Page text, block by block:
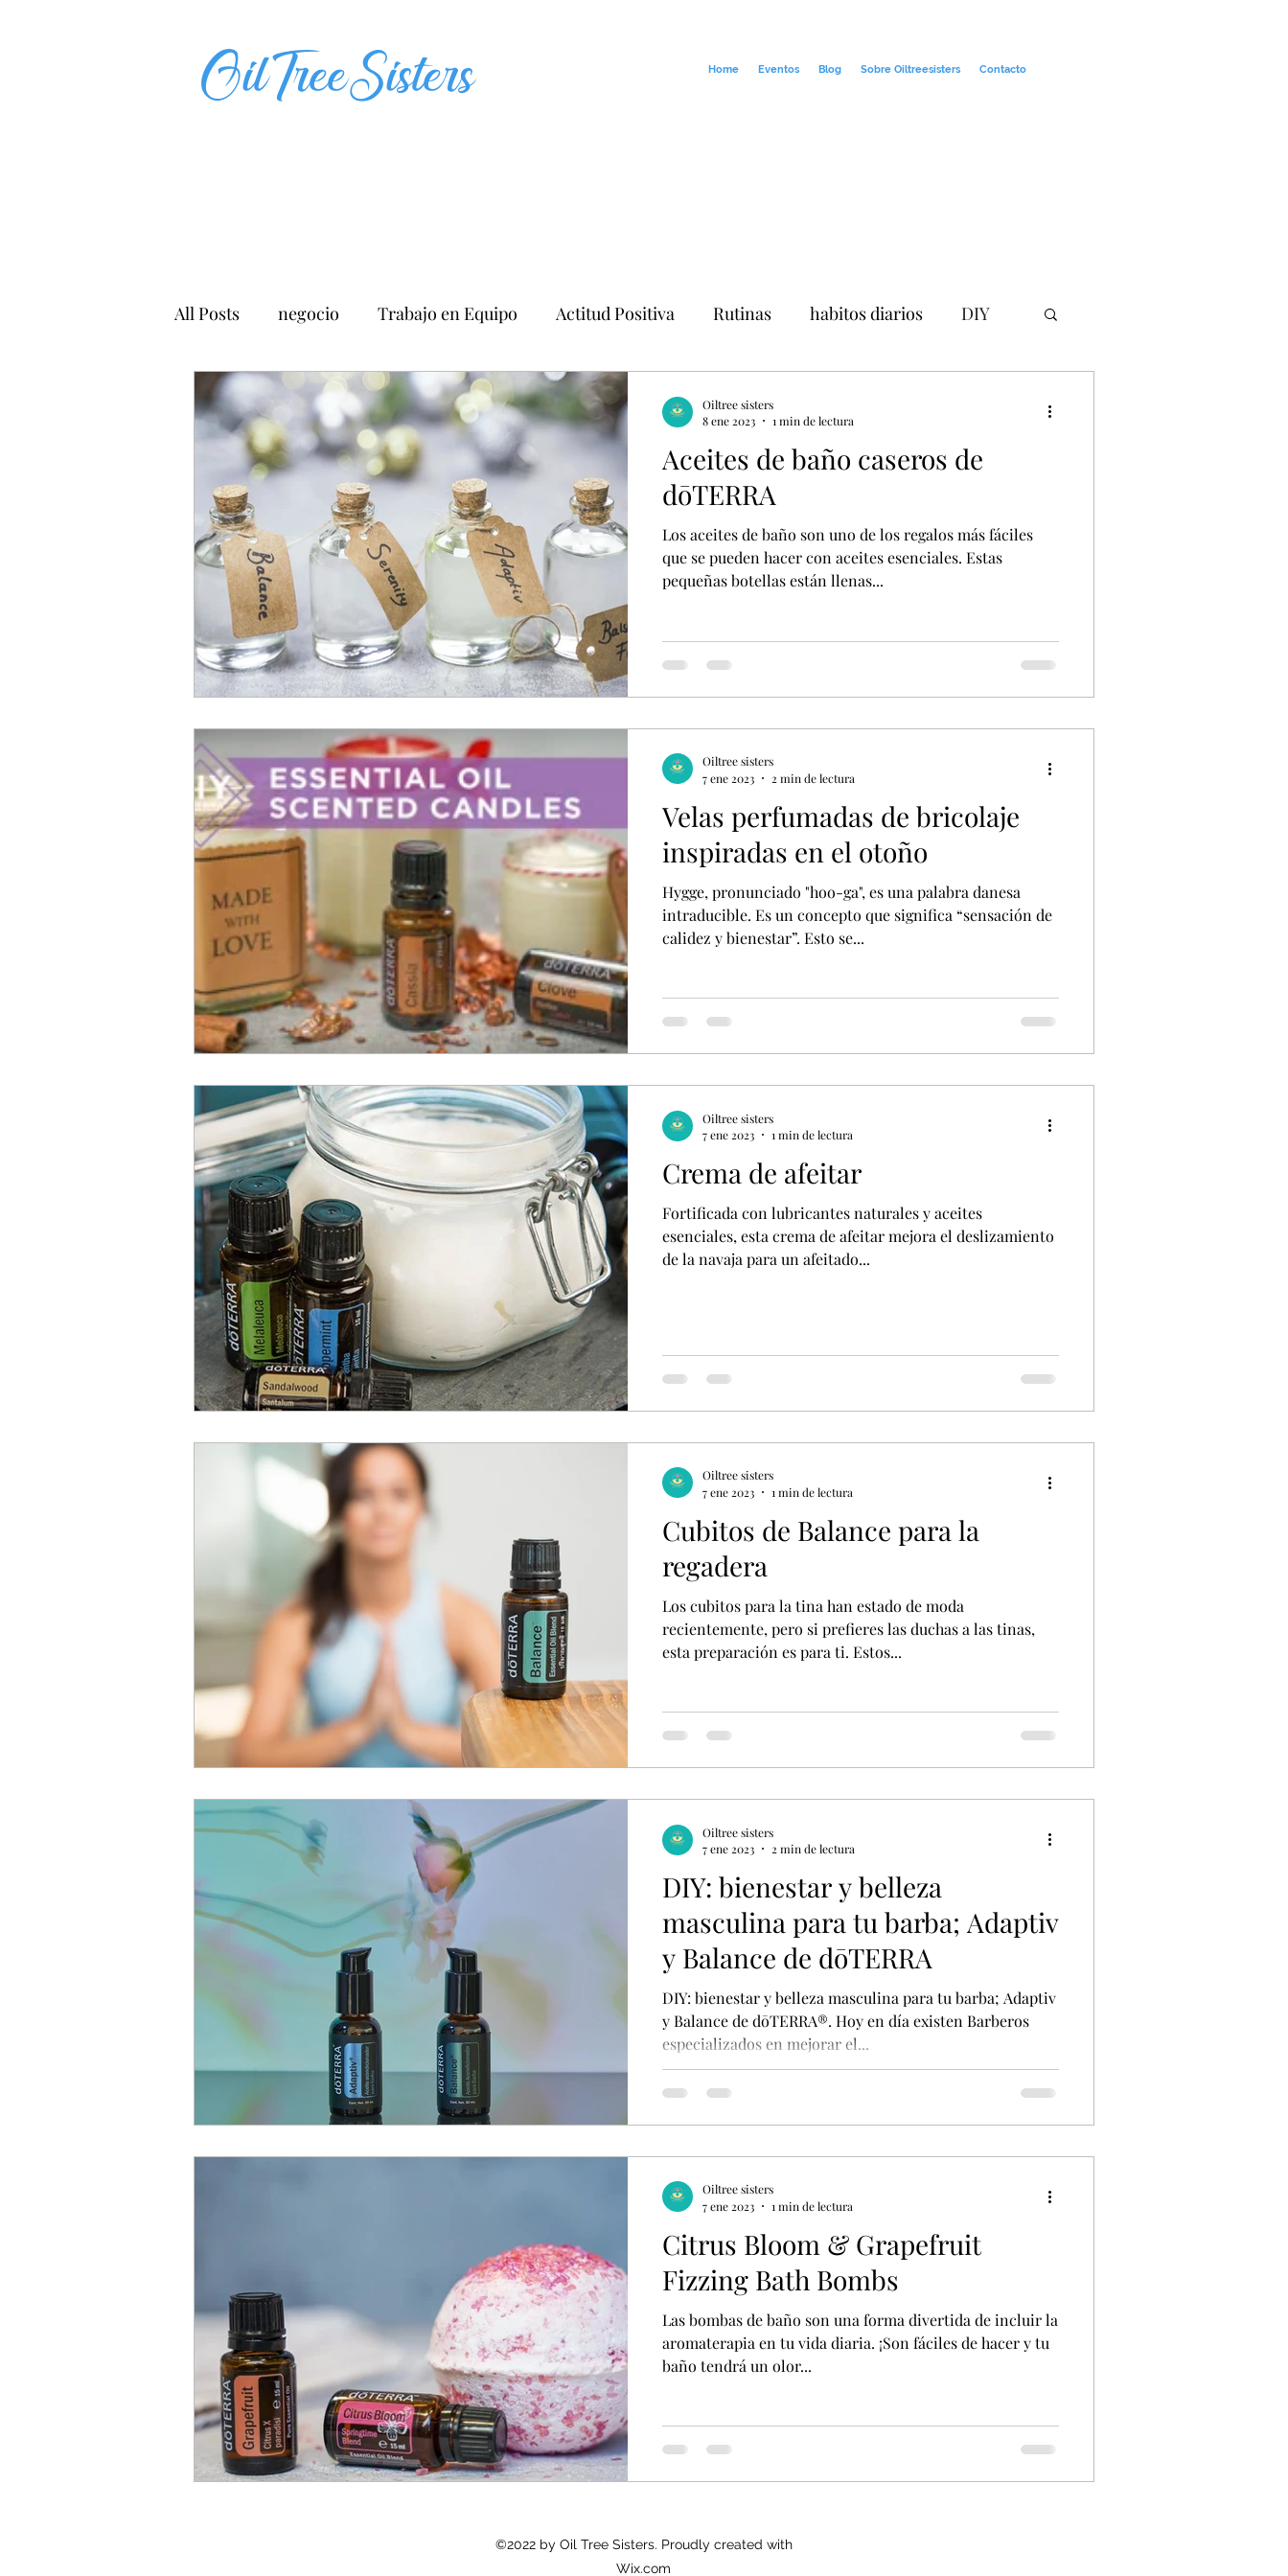
OilTreeSisters Home Eventos Blog Sobre Oiltreesisters Contacto
All Posts negocio Trabajo en Equipo Actitud Positiva Rutinas habitos diarios DIY
Información del producto
Aceites de baño caseros de
dōTERRA
Los aceites de baño son uno de los regalos más fáciles
que se pueden hacer con aceites esenciales. Estas
pequeñas botellas están llenas...
Oiltree sisters
8 ene 2023
1 min de lectura
Velas perfumadas de bricolaje
inspiradas en el otoño
Hygge, pronunciado "hoo-ga", es una palabra danesa
intraducible. Es un concepto que significa “sensación de
calidez y bienestar”. Esto se...
Oiltree sisters
7 ene 2023
2 min de lectura
Crema de afeitar
Fortificada con lubricantes naturales y aceites
esenciales, esta crema de afeitar mejora el deslizamiento
de la navaja para un afeitado...
Oiltree sisters
7 ene 2023
1 min de lectura
Cubitos de Balance para la
regadera
Los cubitos para la tina han estado de moda
recientemente, pero si prefieres las duchas a las tinas,
esta preparación es para ti. Estos...
Oiltree sisters
7 ene 2023
1 min de lectura
DIY: bienestar y belleza
masculina para tu barba; Adaptiv
y Balance de dōTERRA
DIY: bienestar y belleza masculina para tu barba; Adaptiv
y Balance de dōTERRA®. Hoy en día existen Barberos
especializados en mejorar el...
Oiltree sisters
7 ene 2023
2 min de lectura
Citrus Bloom & Grapefruit
Fizzing Bath Bombs
Las bombas de baño son una forma divertida de incluir la
aromaterapia en tu vida diaria. ¡Son fáciles de hacer y tu
baño tendrá un olor...
Oiltree sisters
7 ene 2023
1 min de lectura
©2022 by Oil Tree Sisters. Proudly created with
Wix.com